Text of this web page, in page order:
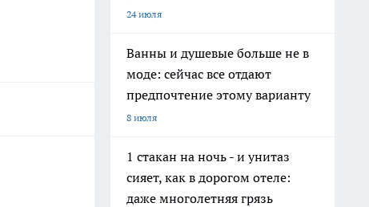
24 июля
Ванны и душевые больше не в
моде: сейчас все отдают
предпочтение этому варианту
8 июля
1 стакан на ночь - и унитаз
сияет, как в дорогом отеле:
даже многолетняя грязь